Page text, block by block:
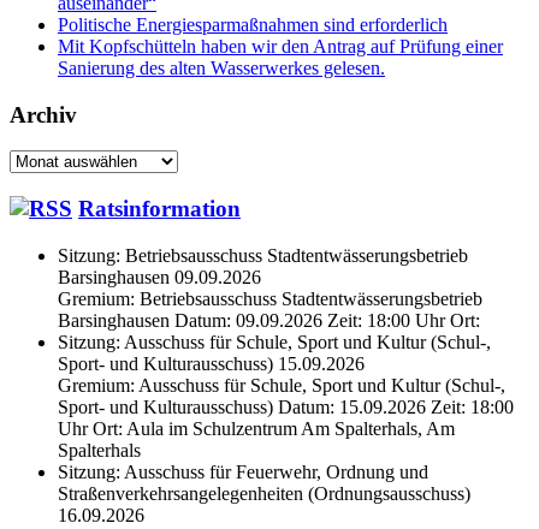
Politische Energiesparmaßnahmen sind erforderlich
Mit Kopfschütteln haben wir den Antrag auf Prüfung einer
Sanierung des alten Wasserwerkes gelesen.
Archiv
Archiv
Ratsinformation
Sitzung: Betriebsausschuss Stadtentwässerungsbetrieb
Barsinghausen 09.09.2026
Gremium: Betriebsausschuss Stadtentwässerungsbetrieb
Barsinghausen Datum: 09.09.2026 Zeit: 18:00 Uhr Ort:
Sitzung: Ausschuss für Schule, Sport und Kultur (Schul-,
Sport- und Kulturausschuss) 15.09.2026
Gremium: Ausschuss für Schule, Sport und Kultur (Schul-,
Sport- und Kulturausschuss) Datum: 15.09.2026 Zeit: 18:00
Uhr Ort: Aula im Schulzentrum Am Spalterhals, Am
Spalterhals
Sitzung: Ausschuss für Feuerwehr, Ordnung und
Straßenverkehrsangelegenheiten (Ordnungsausschuss)
16.09.2026